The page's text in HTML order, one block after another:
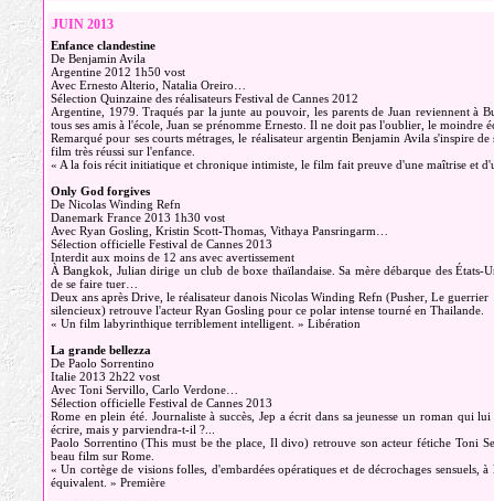
JUIN 2013
Enfance clandestine
De Benjamin Avila
Argentine 2012 1h50 vost
Avec Ernesto Alterio, Natalia Oreiro…
Sélection Quinzaine des réalisateurs Festival de Cannes 2012
Argentine, 1979. Traqués par la junte au pouvoir, les parents de Juan reviennent à
tous ses amis à l'école, Juan se prénomme Ernesto. Il ne doit pas l'oublier, le moindre
Remarqué pour ses courts métrages, le réalisateur argentin Benjamin Avila s'inspire
film très réussi sur l'enfance.
« A la fois récit initiatique et chronique intimiste, le film fait preuve d'une maîtrise et
Only God forgives
De Nicolas Winding Refn
Danemark France 2013 1h30 vost
Avec Ryan Gosling, Kristin Scott-Thomas, Vithaya Pansringarm…
Sélection officielle Festival de Cannes 2013
Interdit aux moins de 12 ans avec avertissement
À Bangkok, Julian dirige un club de boxe thaïlandaise. Sa mère débarque des
de se faire tuer…
Deux ans après Drive, le réalisateur danois Nicolas Winding Refn (Pusher, Le guerrier
silencieux) retrouve l'acteur Ryan Gosling pour ce polar intense tourné en Thailande.
« Un film labyrinthique terriblement intelligent. » Libération
La grande bellezza
De Paolo Sorrentino
Italie 2013 2h22 vost
Avec Toni Servillo, Carlo Verdone…
Sélection officielle Festival de Cannes 2013
Rome en plein été. Journaliste à succès, Jep a écrit dans sa jeunesse un roman qui
écrire, mais y parviendra-t-il ?...
Paolo Sorrentino (This must be the place, Il divo) retrouve son acteur fétiche Toni
beau film sur Rome.
« Un cortège de visions folles, d'embardées opératiques et de décrochages sensuels,
équivalent. » Première